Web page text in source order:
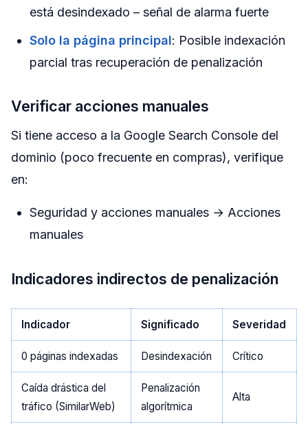
está desindexado – señal de alarma fuerte
Solo la página principal: Posible indexación
parcial tras recuperación de penalización
Verificar acciones manuales
Si tiene acceso a la Google Search Console del
dominio (poco frecuente en compras), verifique
en:
Seguridad y acciones manuales → Acciones
manuales
Indicadores indirectos de penalización
Indicador Significado Severidad
0 páginas indexadas Desindexación Crítico
Caída drástica del
tráfico (SimilarWeb)
Penalización
algorítmica
Alta